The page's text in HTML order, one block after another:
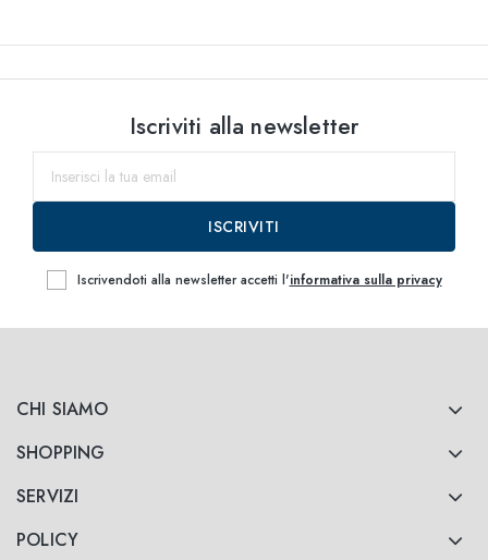
CHI SIAMO
SHOPPING
SERVIZI
POLICY
Iscriviti alla newsletter
ISCRIVITI
Iscrivendoti alla newsletter accetti l'informativa sulla privacy